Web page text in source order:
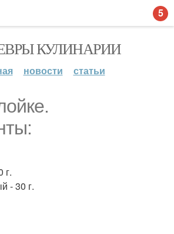
КУЛИНАРИИ
новости статьи
г.
- 30 г.
5